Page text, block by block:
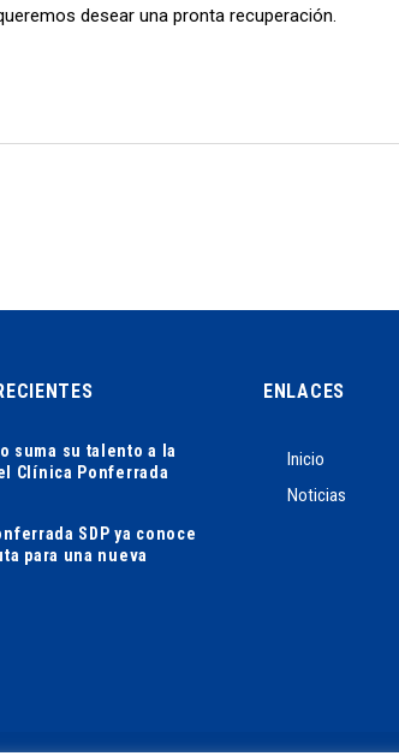
desear una pronta recuperación.
suma su talento a la
Clínica Ponferrada
SDP ya conoce
para una nueva
ENLACES
Inicio
Noticias